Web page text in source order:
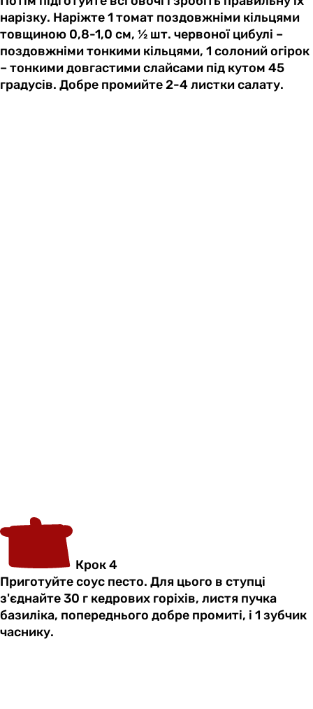
нарізку. Наріжте 1 томат поздовжніми кільцями
товщиною 0,8-1,0 см, ½ шт. червоної цибулі –
поздовжніми тонкими кільцями, 1 солоний огірок
– тонкими довгастими слайсами під кутом 45
градусів. Добре промийте 2-4 листки салату.
Крок 4
Приготуйте соус песто. Для цього в ступці
з'єднайте 30 г кедрових горіхів, листя пучка
базиліка, попереднього добре промиті, і 1 зубчик
часнику.